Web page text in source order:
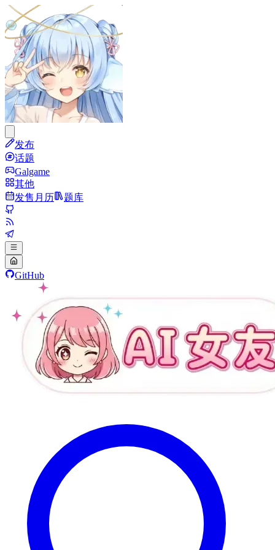
发布
话题
Galgame
其他
发售月历
题库
GitHub